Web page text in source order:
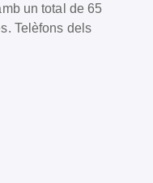
un total de 65
Telèfons dels